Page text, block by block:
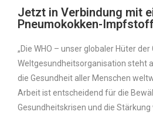
Jetzt in Verbindung mit
Pneumokokken-Impfstoff
„Die WHO – unser globaler Hüter der
Weltgesundheitsorganisation steht
die Gesundheit aller Menschen
Arbeit ist entscheidend für die
Gesundheitskrisen und die Stärkung